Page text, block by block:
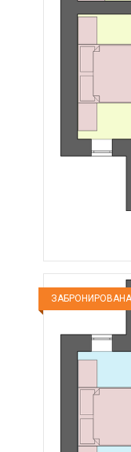
ЗАБРОНИРОВАНА